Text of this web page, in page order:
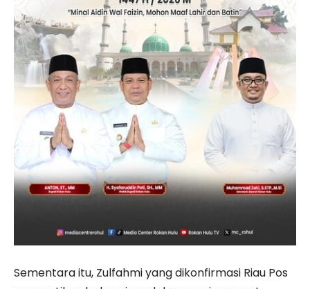
Sementara itu, Zulfahmi yang dikonfirmasi Riau Pos